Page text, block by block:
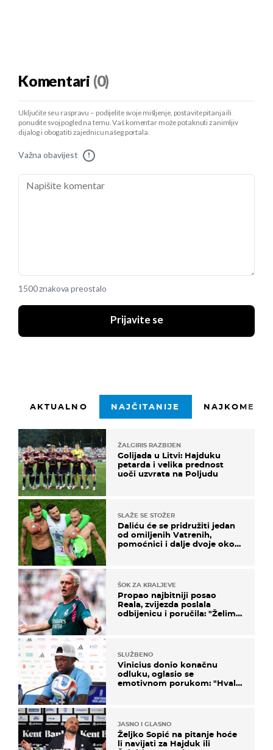
Komentari (0)
Uključite se u raspravu – podijelite svoje mišljenje, postavite pitanja ili
ponudite svoj pogled na temu. Vaš komentar može potaknuti zanimljiv
dijalog i obogatiti zajednicu našeg portala.
Važna obavijest !
1500 znakova preostalo
Prijavite se
AKTUALNO NAJČITANIJE
ŽALGIRIS RAZBIJEN
Golijada u Litvi: Hajduku
petarda i velika prednost
uoči uzvrata na Poljudu
SLAŽE SE STOŽER
Daliću će se pridružiti jedan
od omiljenih Vatrenih,
pomoćnici i dalje dvoje oko
ŠOK ZA KRALJEVE
Propao najbitniji posao
Reala, zvijezda poslala
odbijenicu i poručila: "Želim
SLUŽBENO
Vinicius donio konačnu
odluku, oglasio se
emotivnom porukom: "Hvala
JASNO I GLASNO
Željko Sopić na pitanje hoće
li navijati za Hajduk ili